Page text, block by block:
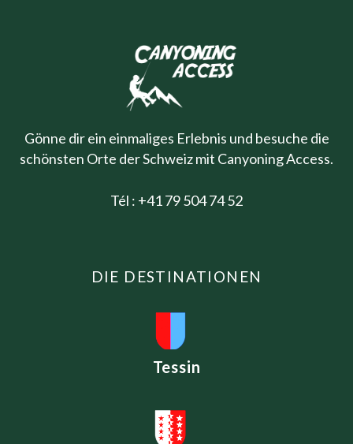
Gönne dir ein einmaliges Erlebnis und besuche die
schönsten Orte der Schweiz mit Canyoning Access.
Tél : +41 79 504 74 52
DIE DESTINATIONEN
Tessin